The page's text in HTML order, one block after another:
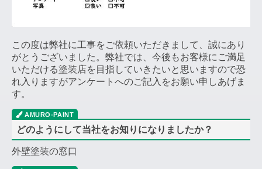
この度は弊社に工事をご依頼いただきまして、誠にあり
がとうございました。弊社では、今後もお客様にご満足
いただける塗装店を目指していきたいと思いますので恐
れ入りますがアンケートへのご記入をお願い申しあげま
す。
どのようにして当社をお知りになりましたか？
外壁塗装の窓口